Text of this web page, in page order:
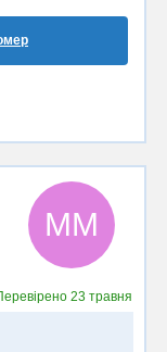
ММ
23 травня